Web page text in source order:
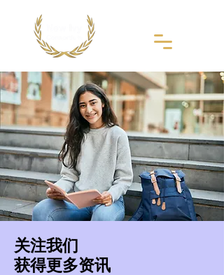
​关注我们
获得更多资讯